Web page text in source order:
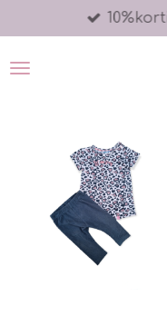
direct
naar